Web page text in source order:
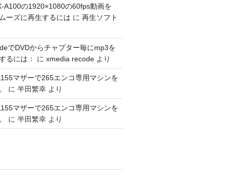
A100の1920×1080の60fps動画を
ーズに再生するには に 再生ソフト
でDVDからチャプター毎にmp3を
るには：
に xmedia recodeより
マザーで265エンコ専用マシンを
に 半田繁幸より
マザーで265エンコ専用マシンを
に 半田繁幸より